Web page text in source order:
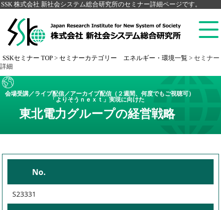
SSK 株式会社 新社会システム総合研究所のセミナー詳細ページです。
SSKセミナー TOP > セミナーカテゴリー エネルギー・環境一覧 > セミナー
詳細
会場受講／ライブ配信／アーカイブ配信（２週間、何度でもご視聴可）
「よりそうｎｅｘｔ」実現に向けた
東北電力グループの経営戦略
No.
S23331